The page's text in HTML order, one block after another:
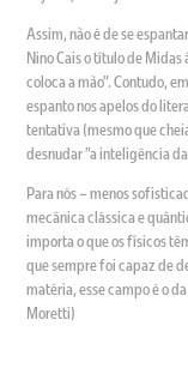
Assim, não é de se
Nino Cais o título de
coloca a mão". Contudo,
espanto nos apelos do
tentativa (mesmo que
desnudar "a inteligência
Para nós – menos
mecânica clássica e
importa o que os físicos
que sempre foi capaz de
matéria, esse campo é o
Moretti)